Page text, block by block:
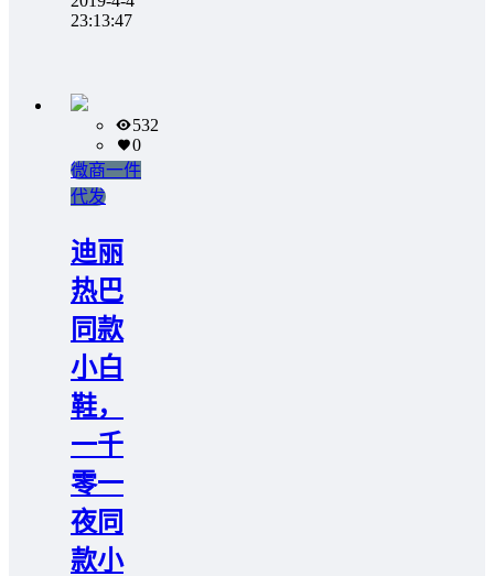
23:13:47
532
0
微商一件
代发
迪丽
热巴
同款
小白
鞋，
一千
零一
夜同
款小